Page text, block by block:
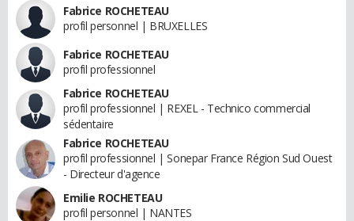
Fabrice ROCHETEAU
profil personnel | BRUXELLES
Fabrice ROCHETEAU
profil professionnel
Fabrice ROCHETEAU
profil professionnel | REXEL - Technico commercial
sédentaire
Fabrice ROCHETEAU
profil professionnel | Sonepar France Région Sud Ouest
- Directeur d'agence
Emilie ROCHETEAU
profil personnel | NANTES